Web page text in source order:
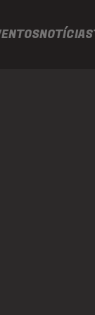
NOTÍCIAS